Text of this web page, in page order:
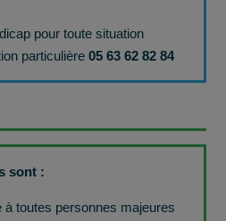
pour toute situation
particulière 05 63 62 82 84
sont :
à toutes personnes majeures